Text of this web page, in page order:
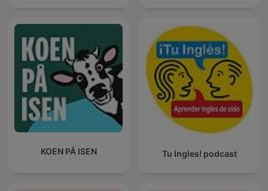
KOEN PÅ ISEN Tu Ingles! podcast